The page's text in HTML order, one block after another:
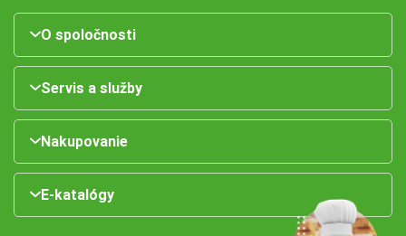
O spoločnosti
Servis a služby
Nakupovanie
E-katalógy